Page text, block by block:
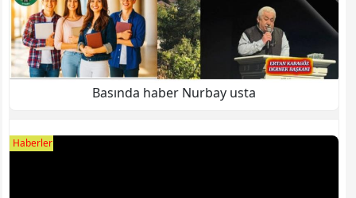
Basında haber Nurbay usta
Haberler